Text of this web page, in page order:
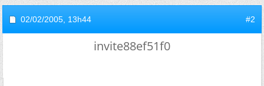
02/02/2005, 13h44 #2
invite88ef51f0